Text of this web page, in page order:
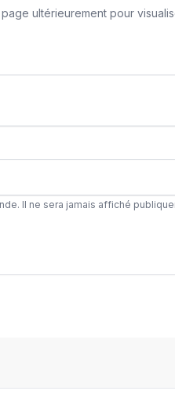
ultérieurement pour
Il ne sera jamais affiché